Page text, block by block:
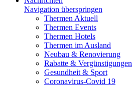
Navigation überspringen
Thermen Aktuell
Thermen Events
Thermen Hotels
Thermen im Ausland
Neubau & Renovierung
Rabatte & Vergünstigungen
Gesundheit & Sport
Coronavirus-Covid 19